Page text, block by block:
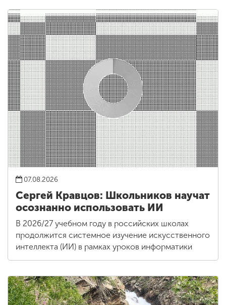
07.08.2026
Сергей Кравцов: Школьников научат
осознанно использовать ИИ
В 2026/27 учебном году в российских школах
продолжится системное изучение искусственного
интеллекта (ИИ) в рамках уроков информатики